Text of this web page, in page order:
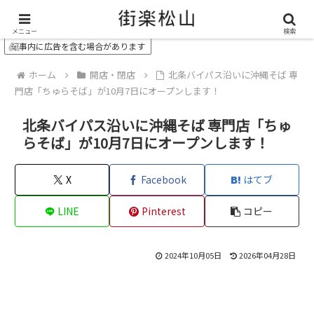
＼ 松山の街を“オモシロク”する地域情報メディア ／
記事内に広告を含む場合があります
ホーム 開店・閉店
北条バイパス沿いに沖縄そば 専
門店「ちゅらそば」が10月7日にオープンします！
北条バイパス沿いに沖縄そば 専門店「ちゅ
らそば」が10月7日にオープンします！
X Facebook はてブ
LINE Pinterest コピー
2024年10月05日 2026年04月28日
メニュー 検索